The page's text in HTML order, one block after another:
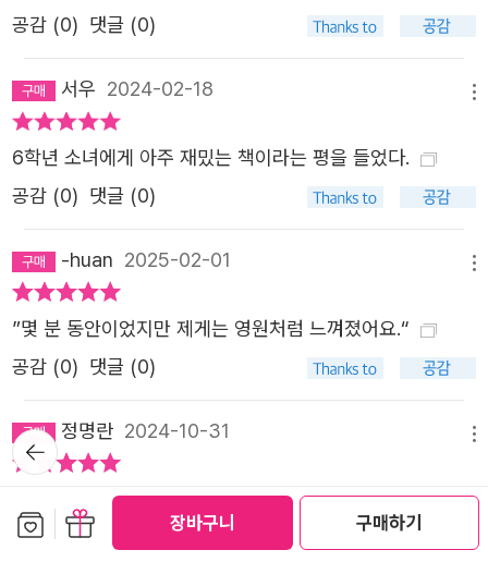
장바구니 구매하기
공감 (0) 댓글 (0)
서우 2024-02-18
6학년 소녀에게 아주 재밌는 책이라는 평을 들었다.
공감 (0) 댓글 (0)
-huan 2025-02-01
”몇 분 동안이었지만 제게는 영원처럼 느껴졌어요.“
공감 (0) 댓글 (0)
정명란 2024-10-31
영화를 먼저 보았습니다. 아이와 같이 가서 처음엔 별기대없
이 봤는데 아이가 너무 좋아하고 보고나서 재미있었다고 와
뒤로가
기